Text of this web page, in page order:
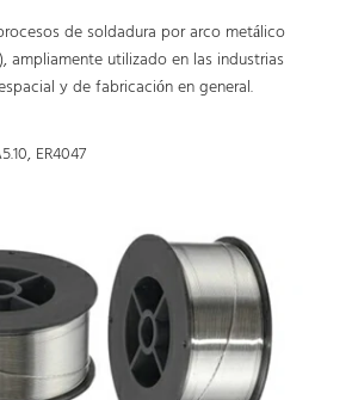
de soldadura por arco metálico
ampliamente utilizado en las industrias
y de fabricación en general.
ER4047